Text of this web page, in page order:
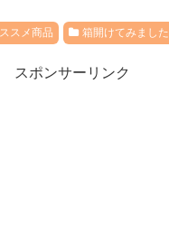
スメ商品 箱開けてみました
スポンサーリンク